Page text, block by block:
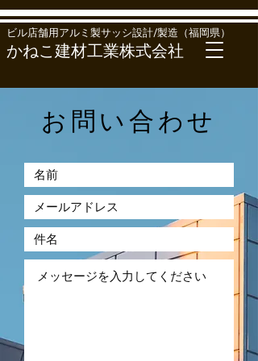
ビル店舗用アルミ製サッシ設計/製造（福岡県）
かねこ建材工業株式会社
お問い合わせ